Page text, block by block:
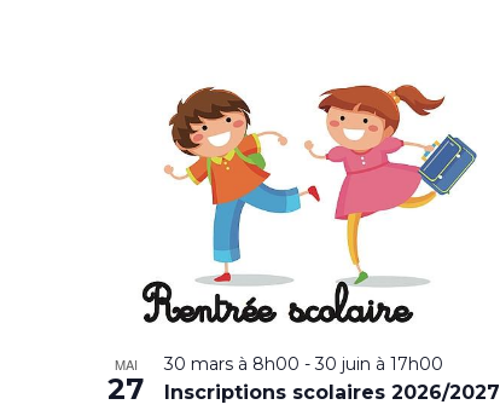
MAI
27
30 mars à 8h00 -30 juin à 17h00
Inscriptions scolaires 2026/2027